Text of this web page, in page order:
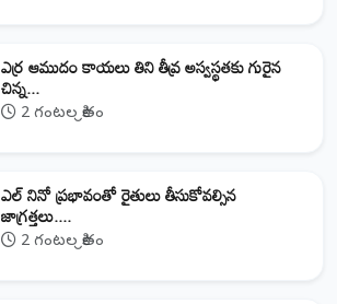
ఎర్ర ఆముదం కాయలు తిని తీవ్ర అస్వస్థతకు గురైన
చిన్న...
2 గంటల క్రితం
ఎల్ నినో ప్రభావంతో రైతులు తీసుకోవల్సిన
జాగ్రత్తలు....
2 గంటల క్రితం